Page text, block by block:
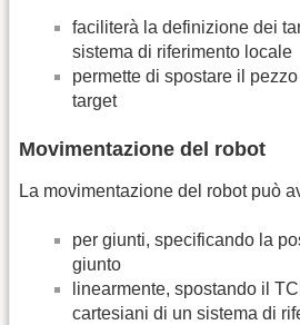
faciliterà la definizione dei
sistema di riferimento locale
permette di spostare il
target
Movimentazione del robot
La movimentazione del robot può
per giunti, specificando la
giunto
linearmente, spostando il
cartesiani di un sistema di